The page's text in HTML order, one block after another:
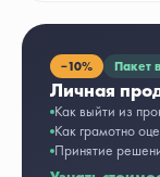
−10% Пакет
Личная
Как выйти из
Как грамотно
Принятие